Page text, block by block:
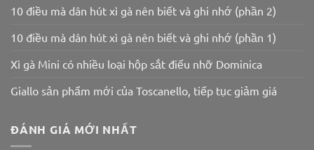
10 điều mà dân hút xì gà nên biết và ghi nhớ (phần 2)
10 điều mà dân hút xì gà nên biết và ghi nhớ (phần 1)
Xì gà Mini có nhiều loại hộp sắt điếu nhỡ Dominica
Giallo sản phẩm mới của Toscanello, tiếp tục giảm giá
ĐÁNH GIÁ MỚI NHẤT